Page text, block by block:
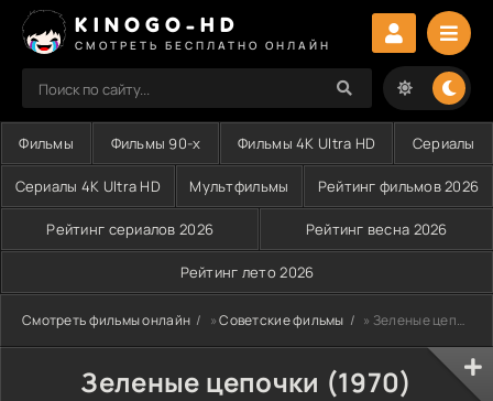
KINOGO-HD
СМОТРЕТЬ БЕСПЛАТНО ОНЛАЙН
Фильмы Фильмы 90-х Фильмы 4K Ultra HD Сериалы
Сериалы 4K Ultra HD Мультфильмы Рейтинг фильмов 2026
Рейтинг сериалов 2026 Рейтинг весна 2026
Рейтинг лето 2026
Смотреть фильмы онлайн »Советские фильмы » Зеленые цепочки (1970)
Зеленые цепочки (1970)